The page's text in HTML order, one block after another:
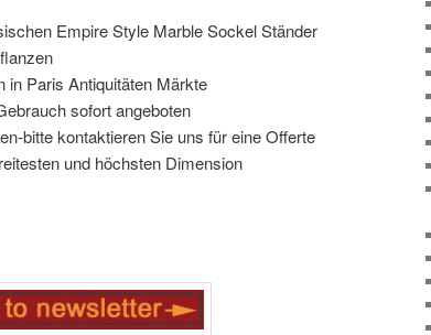
Empire Style Marble Sockel Ständer
in Paris Antiquitäten Märkte
sofort angeboten
bitte kontaktieren Sie uns für eine Offerte
und höchsten Dimension